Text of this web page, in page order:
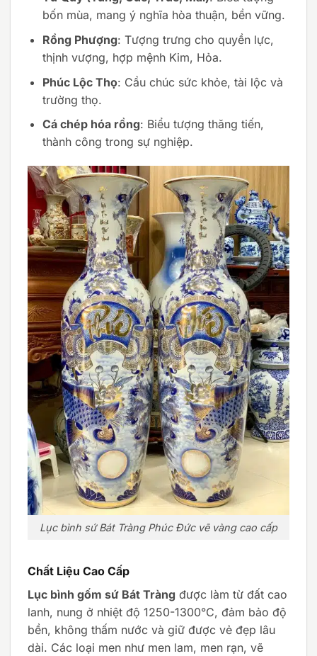
bốn mùa, mang ý nghĩa hòa thuận, bền vững.
Rồng Phượng: Tượng trưng cho quyền lực,
thịnh vượng, hợp mệnh Kim, Hỏa.
Phúc Lộc Thọ: Cầu chúc sức khỏe, tài lộc và
trường thọ.
Cá chép hóa rồng: Biểu tượng thăng tiến,
thành công trong sự nghiệp.
Lục bình sứ Bát Tràng Phúc Đức vẽ vàng cao cấp
Chất Liệu Cao Cấp
Lục bình gốm sứ Bát Tràng được làm từ đất cao
lanh, nung ở nhiệt độ 1250-1300°C, đảm bảo độ
bền, không thấm nước và giữ được vẻ đẹp lâu
dài. Các loại men như men lam, men rạn, vẽ